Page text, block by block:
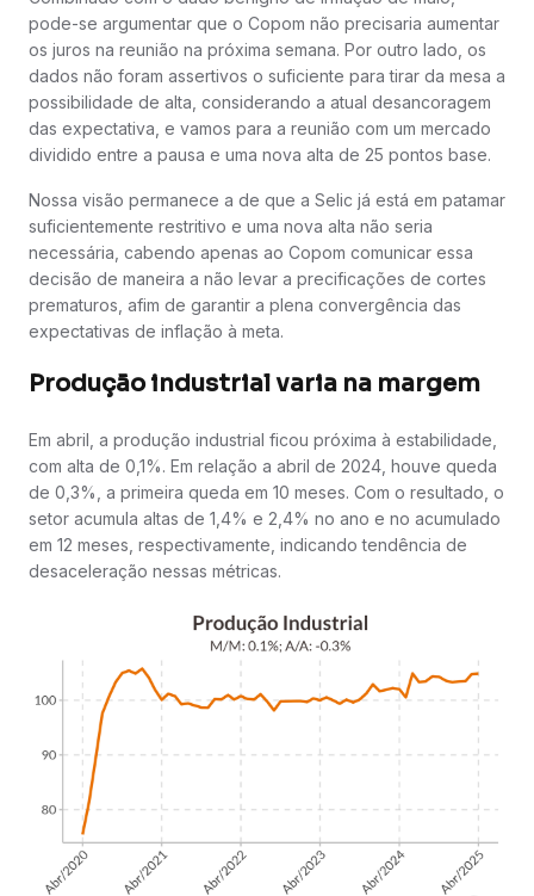
pode-se argumentar que o Copom não precisaria aumentar
os juros na reunião na próxima semana. Por outro lado, os
dados não foram assertivos o suficiente para tirar da mesa a
possibilidade de alta, considerando a atual desancoragem
das expectativa, e vamos para a reunião com um mercado
dividido entre a pausa e uma nova alta de 25 pontos base.
Nossa visão permanece a de que a Selic já está em patamar
suficientemente restritivo e uma nova alta não seria
necessária, cabendo apenas ao Copom comunicar essa
decisão de maneira a não levar a precificações de cortes
prematuros, afim de garantir a plena convergência das
expectativas de inflação à meta.
Produção industrial varia na margem
Em abril, a produção industrial ficou próxima à estabilidade,
com alta de 0,1%. Em relação a abril de 2024, houve queda
de 0,3%, a primeira queda em 10 meses. Com o resultado, o
setor acumula altas de 1,4% e 2,4% no ano e no acumulado
em 12 meses, respectivamente, indicando tendência de
desaceleração nessas métricas.